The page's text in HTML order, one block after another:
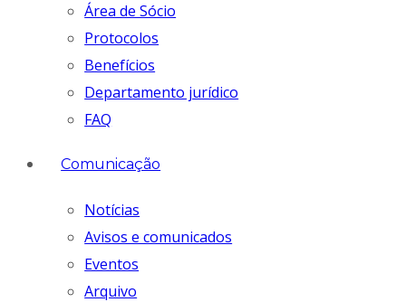
Área de Sócio
Protocolos
Benefícios
Departamento jurídico
FAQ
Comunicação
Notícias
Avisos e comunicados
Eventos
Arquivo